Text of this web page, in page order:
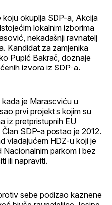
koju okuplja SDP-a, Akcija
lokalnim izborima
nekadašnji ravnatelj
Kandidat za zamjenika
Pupić Bakrač, doznaje
izvora iz SDP-a.
je Marasoviću u
prvi projekt s kojim su
iz pretpristupnih EU
SDP-a postao je 2012.
vladajućem HDZ-u koji je
parkom i bez
ili napraviti.
sebe podizao kaznene